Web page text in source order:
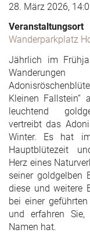
28. März 2026,
Veranstaltungsort
Wanderparkplatz
Jährlich im
Kleinen Fallstein“
leuchtend
vertreibt das
Winter. Es hat
Hauptblütezeit
Herz eines
seiner goldgelben
diese und weitere
bei einer
und erfahren Sie,
Namen hat.